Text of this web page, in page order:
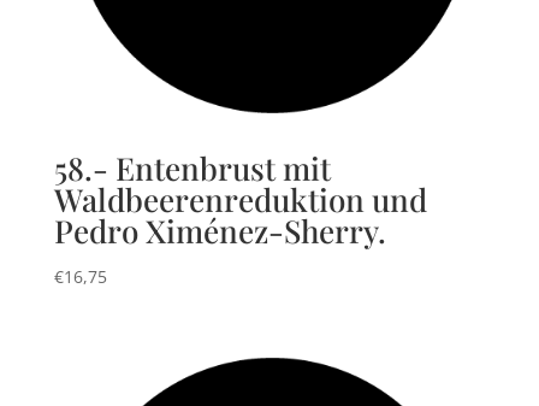
58.- Entenbrust mit
Waldbeerenreduktion und
Pedro Ximénez-Sherry.
€16,75